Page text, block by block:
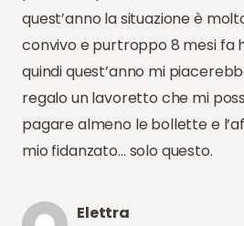
quest’anno la situazione è
convivo e purtroppo 8 mesi fa
quindi quest’anno mi
regalo un lavoretto che mi
pagare almeno le bollette e
mio fidanzato… solo questo.
Elettra